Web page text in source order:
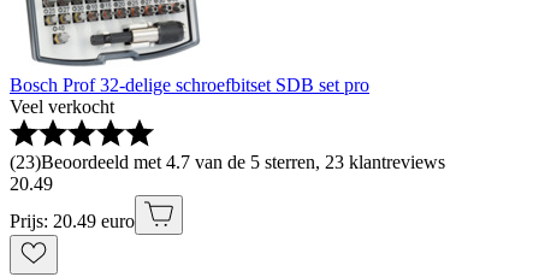
Bosch Prof 32-delige schroefbitset SDB set pro
Veel verkocht
(23)Beoordeeld met 4.7 van de 5 sterren, 23 klantreviews
20.49
Prijs: 20.49 euro